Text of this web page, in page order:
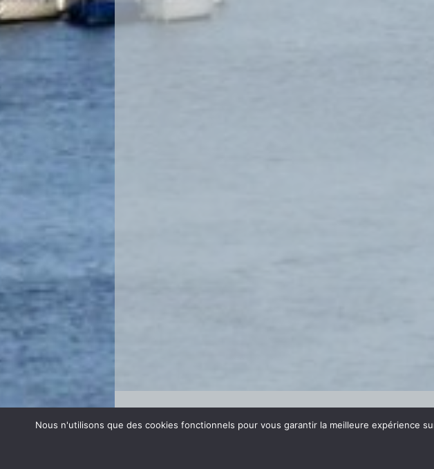
Se connecter
© 2024 FSU
Nous n'utilisons que des cookies fonctionnels pour vous garantir la meilleure expérience